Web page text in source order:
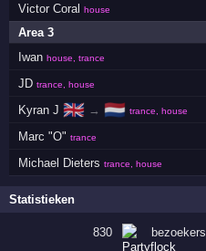
Victor Coral
house
Area 3
Iwan house, trance
JD trance, house
Kyran J 🇬🇧 → 🇳🇱 trance, house
Marc "O" trance
Michael Dieters trance, house
Statistieken
830 bezoekers